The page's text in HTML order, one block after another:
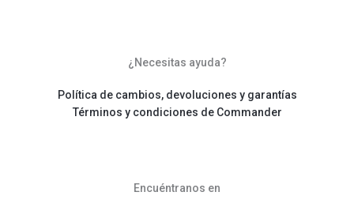
¿Necesitas ayuda?
Política de cambios, devoluciones y garantías
Términos y condiciones de Commander
Encuéntranos en